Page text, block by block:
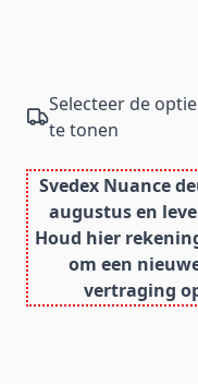
Selecteer de
te tonen
Svedex Nuance
augustus en
Houd hier
om een
vertraging